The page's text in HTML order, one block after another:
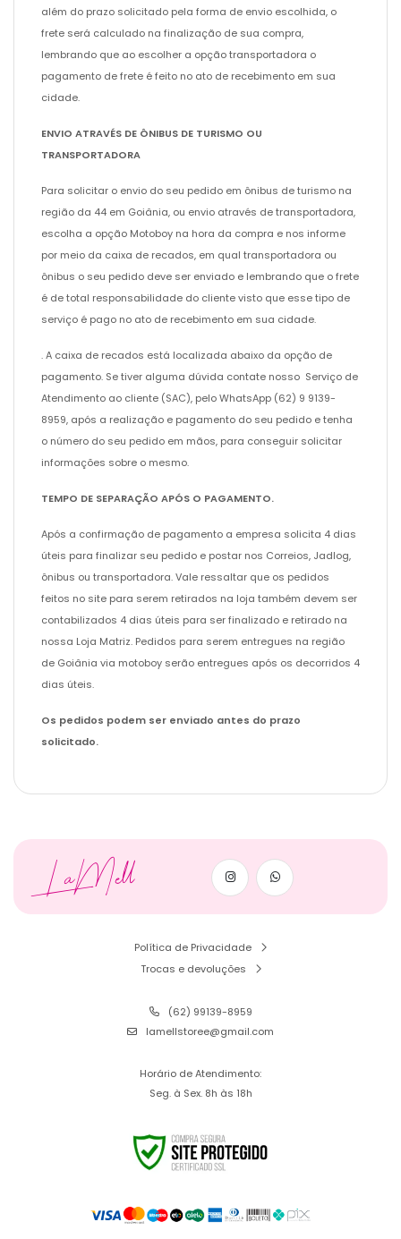
além do prazo solicitado pela forma de envio escolhida, o
frete será calculado na finalização de sua compra,
lembrando que ao escolher a opção transportadora o
pagamento de frete é feito no ato de recebimento em sua
cidade.
ENVIO ATRAVÉS DE ÔNIBUS DE TURISMO OU
TRANSPORTADORA
Para solicitar o envio do seu pedido em ônibus de turismo na
região da 44 em Goiânia, ou envio através de transportadora,
escolha a opção Motoboy na hora da compra e nos informe
por meio da caixa de recados, em qual transportadora ou
ônibus o seu pedido deve ser enviado e lembrando que o frete
é de total responsabilidade do cliente visto que esse tipo de
serviço é pago no ato de recebimento em sua cidade.
. A caixa de recados está localizada abaixo da opção de
pagamento. Se tiver alguma dúvida contate nosso Serviço de
Atendimento ao cliente (SAC), pelo WhatsApp (62) 9 9139-
8959, após a realização e pagamento do seu pedido e tenha
o número do seu pedido em mãos, para conseguir solicitar
informações sobre o mesmo.
TEMPO DE SEPARAÇÃO APÓS O PAGAMENTO.
Após a confirmação de pagamento a empresa solicita 4 dias
úteis para finalizar seu pedido e postar nos Correios, Jadlog,
ônibus ou transportadora. Vale ressaltar que os pedidos
feitos no site para serem retirados na loja também devem ser
contabilizados 4 dias úteis para ser finalizado e retirado na
nossa Loja Matriz. Pedidos para serem entregues na região
de Goiânia via motoboy serão entregues após os decorridos 4
dias úteis.
Os pedidos podem ser enviado antes do prazo
solicitado.
LaMell
Política de Privacidade
Trocas e devoluções
(62) 99139-8959
lamellstoree@gmail.com
Horário de Atendimento:
Seg. à Sex. 8h às 18h